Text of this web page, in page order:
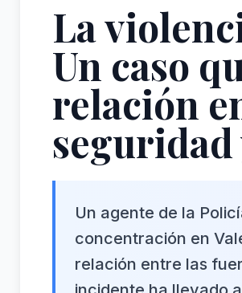
La
Un caso
relación
Un agente de la
concentración en
relación entre las